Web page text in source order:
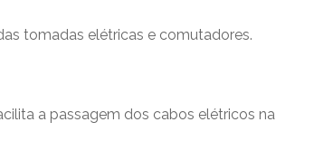
tomadas elétricas e comutadores.
a passagem dos cabos elétricos na